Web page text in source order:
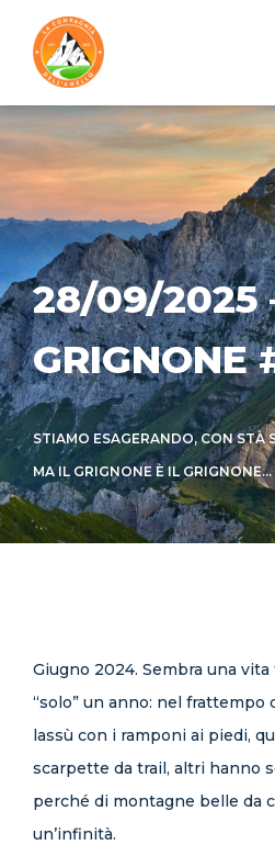
HOME
CHI SIAMO
ESCURSIONI
PHOTOGALLERY
IL BLOG
I GADGET
WEBAPP
CONTATTI
28/09/2025
GRIGNONE
STIAMO ESAGERANDO, CON STÀ
MA IL GRIGNONE È IL GRIGNONE...
Giugno 2024. Sembra una
“solo” un anno: nel frattempo
lassù con i ramponi ai piedi,
scarpette da trail, altri hanno
perché di montagne belle da
un’infinità.